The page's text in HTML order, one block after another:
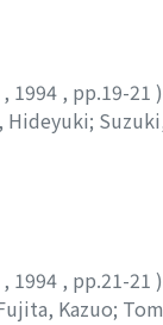
, 1994 , pp.19-21 )
Hideyuki;
, 1994 , pp.21-21 )
Kazuo;